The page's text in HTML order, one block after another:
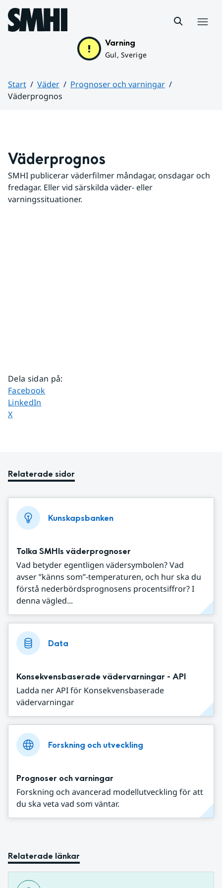
Hoppa till sidans innehåll
Varning
Gul, Sverige
Start Väder
Prognoser och varningar
Väderprognos
Väderprognos
SMHI publicerar väderfilmer måndagar, onsdagar och
fredagar. Eller vid särskilda väder- eller
varningssituationer.
Dela sidan på:
Dela sidan på
Facebook
Dela sidan på
LinkedIn
Dela sidan på
X
Relaterade sidor
Kunskapsbanken
Tolka SMHIs väderprognoser
Vad betyder egentligen vädersymbolen? Vad
avser ”känns som”-temperaturen, och hur ska du
förstå nederbördsprognosens procentsiffror? I
denna vägled...
Data
Konsekvensbaserade vädervarningar - API
Ladda ner API för Konsekvensbaserade
vädervarningar
Forskning och utveckling
Prognoser och varningar
Forskning och avancerad modellutveckling för att
du ska veta vad som väntar.
Relaterade länkar